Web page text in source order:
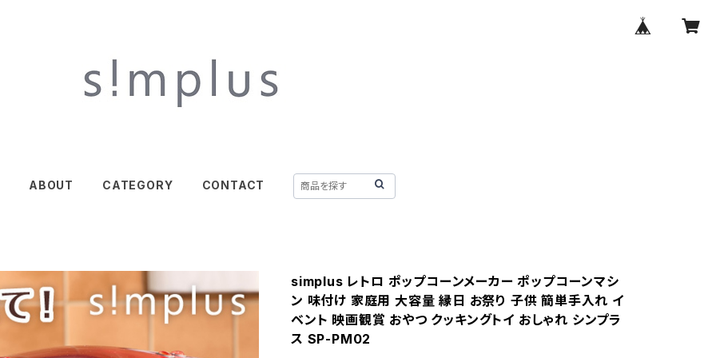
ABOUT CATEGORY CONTACT
simplus レトロ ポップコーンメーカー ポップコーンマシ
ン 味付け 家庭用 大容量 縁日 お祭り 子供 簡単手入れ イ
ベント 映画観賞 おやつ クッキングトイ おしゃれ シンプラ
ス SP-PM02